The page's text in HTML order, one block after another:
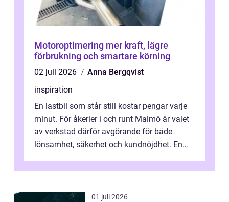
Motoroptimering mer kraft, lägre
förbrukning och smartare körning
02 juli 2026
Anna Bergqvist
inspiration
En lastbil som står still kostar pengar varje
minut. För åkerier i och runt Malmö är valet
av verkstad därför avgörande för både
lönsamhet, säkerhet och kundnöjdhet. En
01 juli 2026